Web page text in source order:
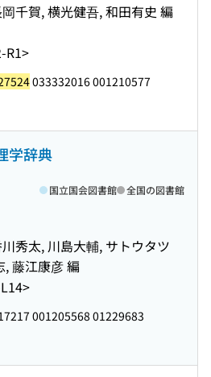
千賀, 横光健吾, 和田有史 編
R1>
033332016 001210577
学辞典
秀太, 川島大輔, サトウタツ
, 藤江康彦 編
国立国会図書館 全国の図書館
001205568 01229683